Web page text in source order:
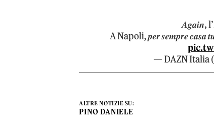
𝑨𝒈𝒂𝒊𝒏,
A Napoli, 𝒑𝒆𝒓 𝒔𝒆𝒎𝒑𝒓𝒆 𝒄𝒂𝒔𝒂
— DAZN Italia
ALTRE NOTIZIE SU:
PINO DANIELE